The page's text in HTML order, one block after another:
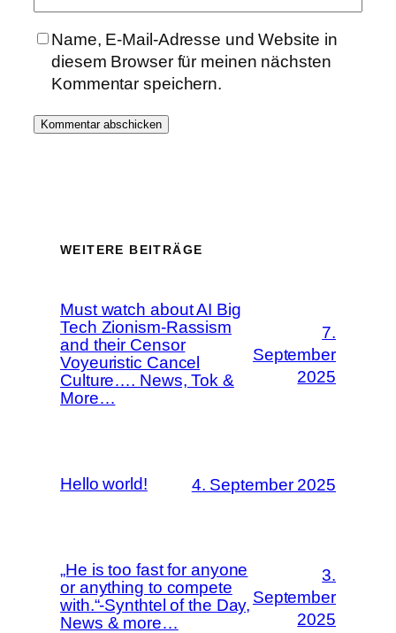
Name, E-Mail-Adresse und Website in
diesem Browser für meinen nächsten
Kommentar speichern.
WEITERE BEITRÄGE
Must watch about AI Big
Tech Zionism-Rassism
and their Censor
Voyeuristic Cancel
Culture…. News, Tok &
More…
7.
September
2025
Hello world! 4. September 2025
„He is too fast for anyone
or anything to compete
with.“-Synthtel of the Day,
News & more…
3.
September
2025